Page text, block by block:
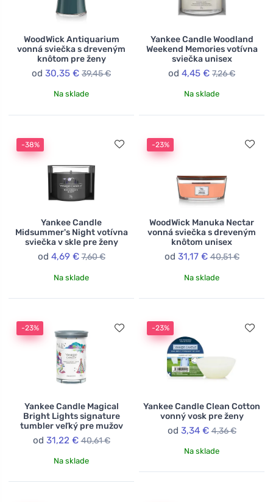
WoodWick Antiquarium
vonná sviečka s dreveným
knôtom pre ženy
od 30,35 € 39,45 €
Na sklade
Yankee Candle Woodland
Weekend Memories votívna
sviečka unisex
od 4,45 € 7,26 €
Na sklade
-38%
Yankee Candle
Midsummer's Night votívna
sviečka v skle pre ženy
od 4,69 € 7,60 €
Na sklade
-23%
WoodWick Manuka Nectar
vonná sviečka s dreveným
knôtom unisex
od 31,17 € 40,51 €
Na sklade
-23%
Yankee Candle Magical
Bright Lights signature
tumbler veľký pre mužov
od 31,22 € 40,61 €
Na sklade
-23%
Yankee Candle Clean Cotton
vonný vosk pre ženy
od 3,34 € 4,36 €
Na sklade